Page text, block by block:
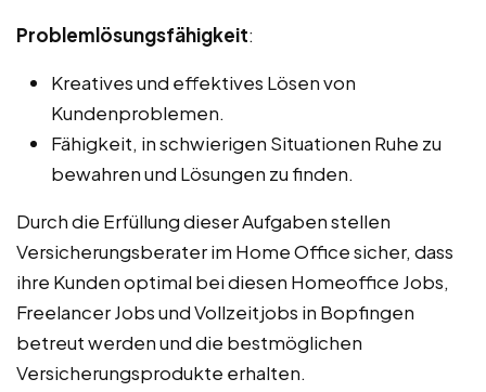
Problemlösungsfähigkeit:
Kreatives und effektives Lösen von
Kundenproblemen.
Fähigkeit, in schwierigen Situationen Ruhe zu
bewahren und Lösungen zu finden.
Durch die Erfüllung dieser Aufgaben stellen
Versicherungsberater im Home Office sicher, dass
ihre Kunden optimal bei diesen Homeoffice Jobs,
Freelancer Jobs und Vollzeitjobs in Bopfingen
betreut werden und die bestmöglichen
Versicherungsprodukte erhalten.